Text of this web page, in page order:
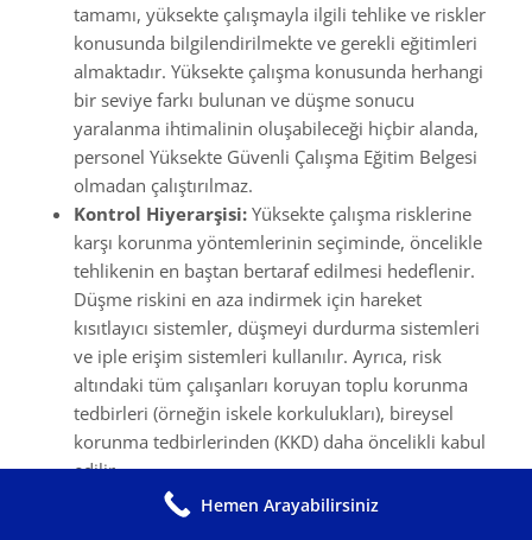
tamamı, yüksekte çalışmayla ilgili tehlike ve riskler
konusunda bilgilendirilmekte ve gerekli eğitimleri
almaktadır. Yüksekte çalışma konusunda herhangi
bir seviye farkı bulunan ve düşme sonucu
yaralanma ihtimalinin oluşabileceği hiçbir alanda,
personel Yüksekte Güvenli Çalışma Eğitim Belgesi
olmadan çalıştırılmaz.
Kontrol Hiyerarşisi: Yüksekte çalışma risklerine
karşı korunma yöntemlerinin seçiminde, öncelikle
tehlikenin en baştan bertaraf edilmesi hedeflenir.
Düşme riskini en aza indirmek için hareket
kısıtlayıcı sistemler, düşmeyi durdurma sistemleri
ve iple erişim sistemleri kullanılır. Ayrıca, risk
altındaki tüm çalışanları koruyan toplu korunma
tedbirleri (örneğin iskele korkulukları), bireysel
korunma tedbirlerinden (KKD) daha öncelikli kabul
edilir.
Hemen Arayabilirsiniz